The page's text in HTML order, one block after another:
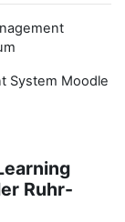
System Moodle
Ruhr-